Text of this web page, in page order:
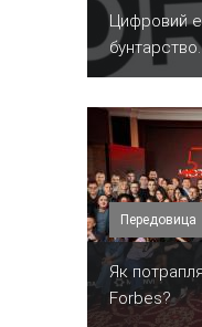
​Цифровий
бунтарство.
Передовица
​Як
Forbes?